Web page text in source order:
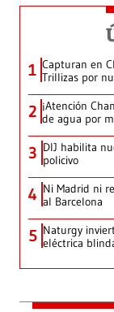
1 Capturan en
Trillizas por
2 ¡Atención
de agua por
3 DIJ habilita
policivo
4 Ni Madrid ni
al Barcelona
5 Naturgy
eléctrica